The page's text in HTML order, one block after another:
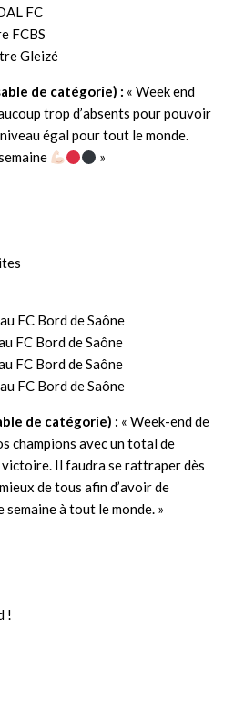
FC
FCBS
Gleizé
de catégorie) : « Week end
trop d’absents pour pouvoir
égal pour tout le monde.
»
FC Bord de Saône
FC Bord de Saône
FC Bord de Saône
FC Bord de Saône
de catégorie) : « Week-end de
champions avec un total de
Il faudra se rattraper dès
de tous afin d’avoir de
à tout le monde. »
!